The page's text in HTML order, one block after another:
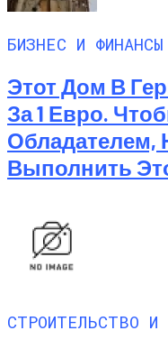
БИЗНЕС И ФИНАНСЫ
Этот Дом В
За 1 Евро.
Обладателем,
Выполнить
СТРОИТЕЛЬСТВО И